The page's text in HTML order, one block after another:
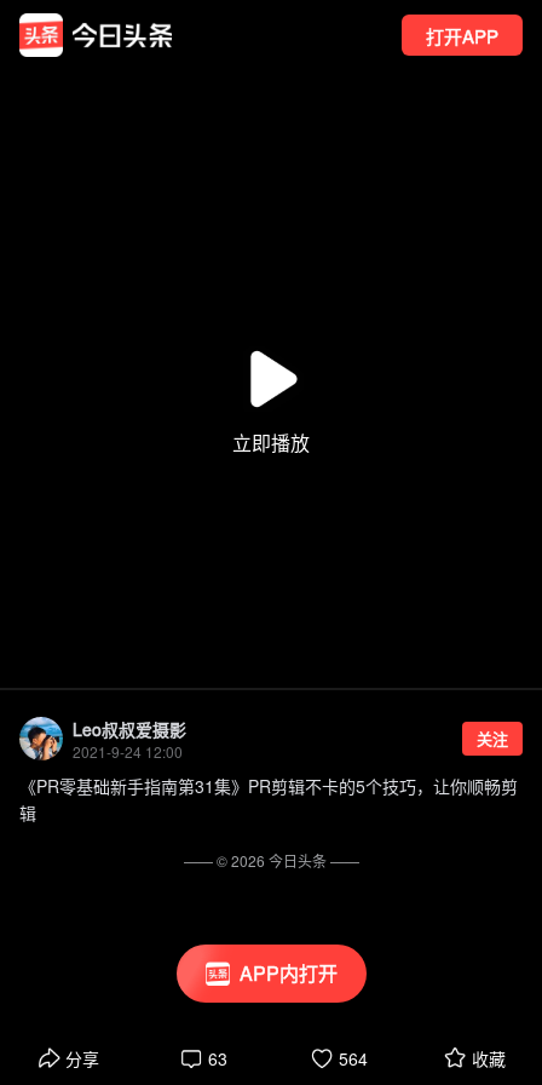
打开APP
APP内打开
Leo叔叔爱摄影
2021-9-24 12:00
关注
《PR零基础新手指南第31集》PR剪辑不卡的5个技巧，让你顺畅剪
辑
分享 63 564 收藏
—— ©2026 今日头条——